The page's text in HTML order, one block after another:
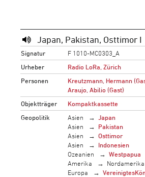
Japan, Pakistan, Osttimor I
Signatur
F 1010-MC0303_A
Urheber
Radio LoRa, Zürich
Personen
Kreutzmann, Hermann
Araujo, Abilio (Gast)
Objektträger
Kompaktkassette
Geopolitik
Asien
Japan
Asien
Pakistan
Asien
Osttimor
Asien
Indonesien
Ozeanien
Westpapua
Amerika
Nordamerika
Europa